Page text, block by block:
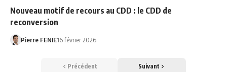
Nouveau motif de recours au CDD : le CDD de
reconversion
Pierre FENIE16 février 2026
Précédent Suivant